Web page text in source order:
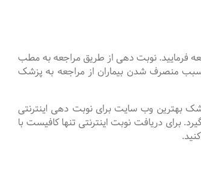
فرمایید. نوبت دهی از طریق مراجعه به مطب
سبب منصرف شدن بیماران از مراجعه به پزشک
بهترین وب سایت برای نوبت دهی اینترنتی
دریافت نوبت اینترنتی تنها کافیست با